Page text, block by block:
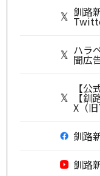
釧路
ハラ
聞広
【
【釧
X（
釧路
釧路